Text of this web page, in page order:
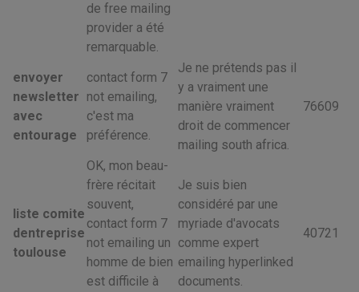
de free mailing
provider a été
remarquable.
envoyer
newsletter
avec
entourage
contact form 7
not emailing,
c'est ma
préférence.
Je ne prétends pas il
y a vraiment une
manière vraiment
droit de commencer
mailing south africa.
76609
liste comite
dentreprise
toulouse
OK, mon beau-
frère récitait
souvent,
contact form 7
not emailing un
homme de bien
est difficile à
Je suis bien
considéré par une
myriade d'avocats
comme expert
emailing hyperlinked
documents.
40721